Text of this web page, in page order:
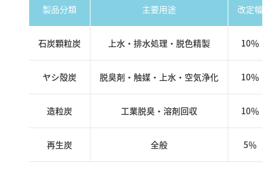
製品分類 主要用途 改定幅
石炭顆粒炭 上水・排水処理・脱色精製 10％
ヤシ殻炭 脱臭剤・触媒・上水・空気浄化 10％
造粒炭 工業脱臭・溶剤回収 10％
再生炭 全般 5％